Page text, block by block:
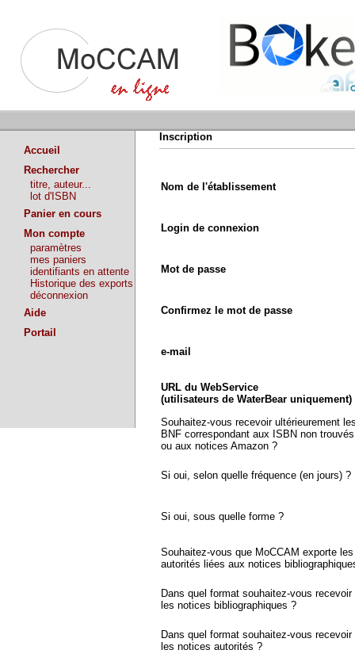
Accueil
Rechercher
titre, auteur...
lot d'ISBN
Panier en cours
Mon compte
paramètres
mes paniers
identifiants en attente
Historique des exports
déconnexion
Aide
Portail
Inscription
Nom de l'établissement
Login de connexion
Mot de passe
Confirmez le mot de passe
e-mail
URL du WebService
(utilisateurs de WaterBear uniquement)
Souhaitez-vous recevoir ultérieurement
BNF correspondant aux ISBN non trouvés
ou aux notices Amazon ?
Si oui, selon quelle fréquence (en jours) ?
Si oui, sous quelle forme ?
Souhaitez-vous que MoCCAM exporte
autorités liées aux notices
Dans quel format souhaitez-vous recevoir
les notices bibliographiques ?
Dans quel format souhaitez-vous recevoir
les notices autorités ?